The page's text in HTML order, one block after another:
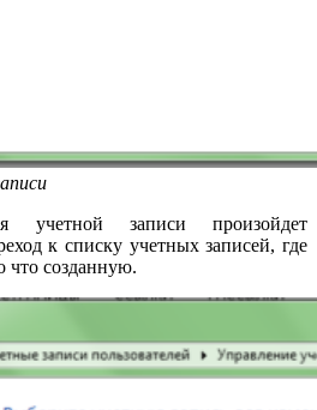
учетной записи произойдет
к списку учетных записей, где
что созданную.